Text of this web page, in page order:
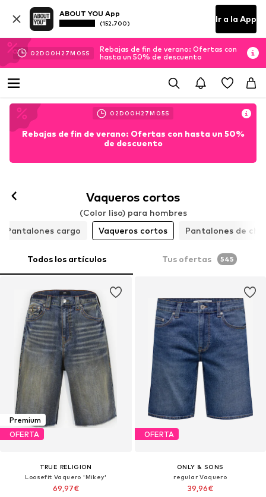
ABOUT YOU App
(152.700) Ir a la App
02D 00H 27M 03S
Rebajas de fin de verano: Ofertas con
hasta un 50% de descuento
02D 00H 27M 03S
Rebajas de fin de verano: Ofertas con hasta un 50%
de descuento
Vaqueros cortos
(Color liso) para hombres
Pantalones cargo
Vaqueros cortos Pantalones de
Todos los artículos Tus ofertas 545
Premium
OFERTA
TRUE RELIGION
Loosefit Vaquero 'Mikey'
69,97€
OFERTA
ONLY & SONS
regular Vaquero
39,96€